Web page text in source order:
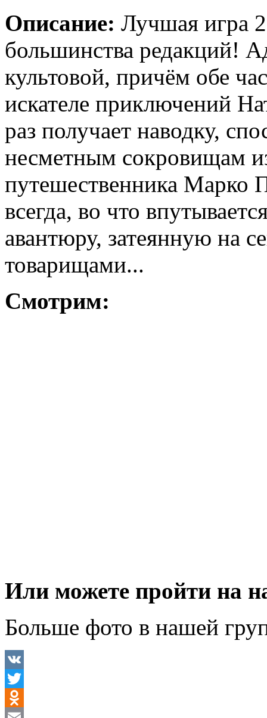
Описание: Лучшая игра
большинства редакций!
культовой, причём обе
искателе приключений
раз получает наводку,
несметным сокровищам
путешественника Марко
всегда, во что
авантюру, затеянную на
товарищами...
Смотрим:
Или можете пройти на
Больше фото в нашей
VK
Twitter